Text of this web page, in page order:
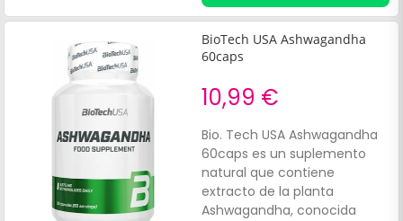
bienestar global, actuando
en las siguientes
áreas:Vitalidad física.
BioTech USA Ashwagandha
60caps
10,99 €
Bio. Tech USA Ashwagandha
60caps es un suplemento
natural que contiene
extracto de la planta
Ashwagandha, conocida